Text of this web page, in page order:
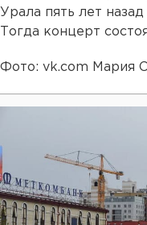
Урала пять лет
Тогда концерт
Фото: vk.com Мария